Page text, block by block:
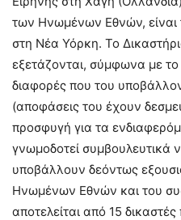
των Ηνωμένων Εθνών, είναι
στη Νέα Υόρκη. Το
εξετάζονται, σύμφωνα με το
διαφορές που του
(αποφάσεις του έχουν
προσφυγή για τα
γνωμοδοτεί συμβουλευτικά
υποβάλλουν δεόντως
Ηνωμένων Εθνών και του
αποτελείται από 15